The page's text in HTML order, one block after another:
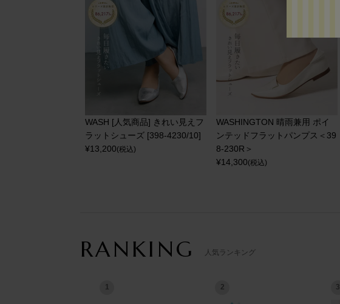
WASH [人気商品] きれい見えフ
ラットシューズ [398-4230/10]
¥13,200(税込)
WASHINGTON 晴雨兼用 ポイ
ンテッドフラットパンプス＜39
8-230R＞
¥14,300(税込)
RANKING 人気ランキング
1 2 3